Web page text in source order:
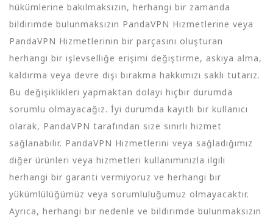
hükümlerine bakılmaksızın, herhangi bir zamanda
bildirimde bulunmaksızın PandaVPN Hizmetlerine veya
PandaVPN Hizmetlerinin bir parçasını oluşturan
herhangi bir işlevselliğe erişimi değiştirme, askıya alma,
kaldırma veya devre dışı bırakma hakkımızı saklı tutarız.
Bu değişiklikleri yapmaktan dolayı hiçbir durumda
sorumlu olmayacağız. İyi durumda kayıtlı bir kullanıcı
olarak, PandaVPN tarafından size sınırlı hizmet
sağlanabilir. PandaVPN Hizmetlerini veya sağladığımız
diğer ürünleri veya hizmetleri kullanımınızla ilgili
herhangi bir garanti vermiyoruz ve herhangi bir
yükümlülüğümüz veya sorumluluğumuz olmayacaktır.
Ayrıca, herhangi bir nedenle ve bildirimde bulunmaksızın